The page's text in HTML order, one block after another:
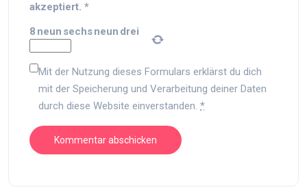
akzeptiert. *
8 neun sechsneun drei
Mit der Nutzung dieses Formulars erklärst du dich
mit der Speicherung und Verarbeitung deiner Daten
durch diese Website einverstanden. *